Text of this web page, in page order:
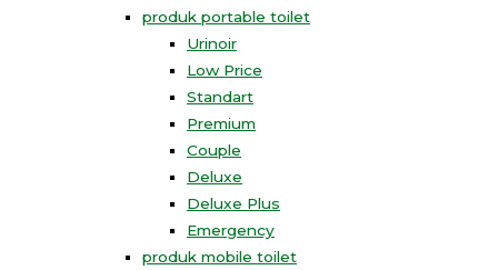
produk portable toilet
Urinoir
Low Price
Standart
Premium
Couple
Deluxe
Deluxe Plus
Emergency
produk mobile toilet